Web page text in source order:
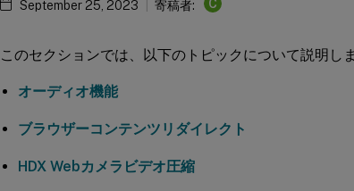
September 25, 2023 寄稿者: C
このセクションでは、以下のトピックについて説明し
オーディオ機能
ブラウザーコンテンツリダイレクト
HDX Webカメラビデオ圧縮